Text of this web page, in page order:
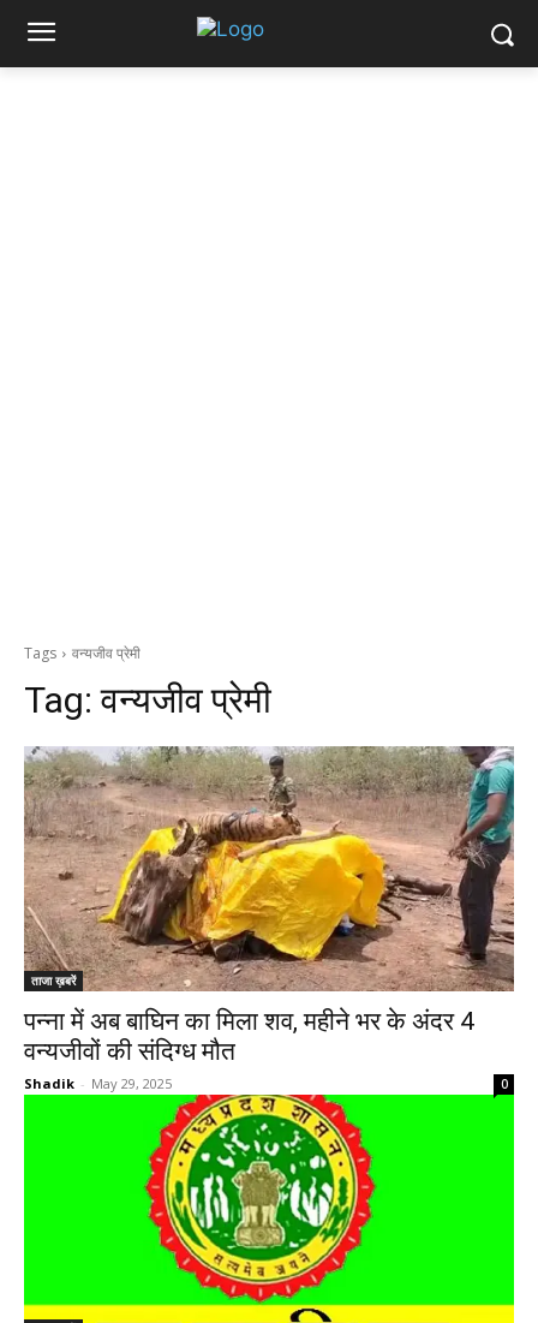
Tags वन्यजीव प्रेमी
Tag:वन्यजीव प्रेमी
ताजा ख़बरें
पन्ना में अब बाघिन का मिला शव, महीने भर के अंदर 4
वन्यजीवों की संदिग्ध मौत
Shadik - May 29, 2025 0